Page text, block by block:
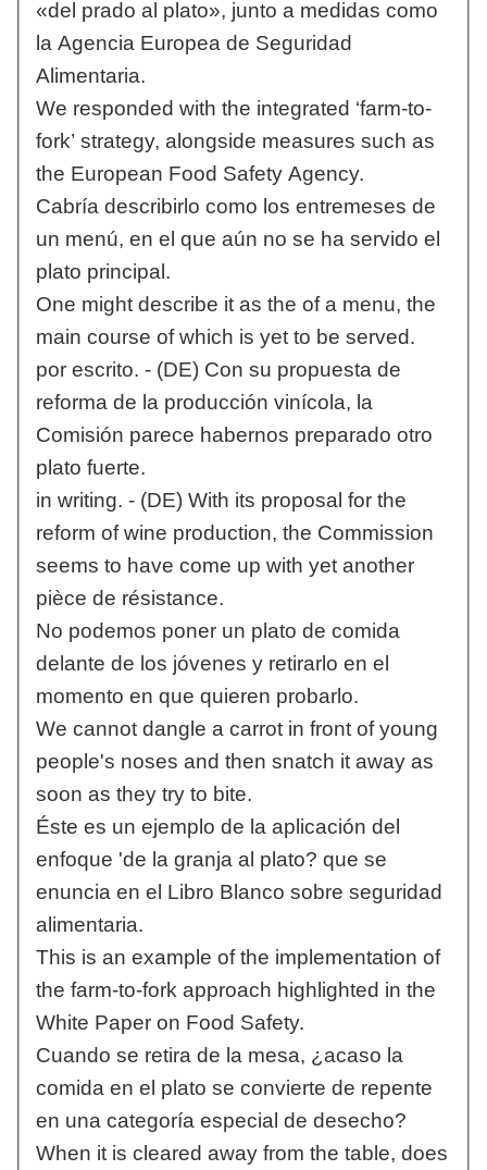
«del prado al plato», junto a medidas como
la Agencia Europea de Seguridad
Alimentaria.
We responded with the integrated ‘farm-to-
fork’ strategy, alongside measures such as
the European Food Safety Agency.
Cabría describirlo como los entremeses de
un menú, en el que aún no se ha servido el
plato principal.
One might describe it as the of a menu, the
main course of which is yet to be served.
por escrito. - (DE) Con su propuesta de
reforma de la producción vinícola, la
Comisión parece habernos preparado otro
plato fuerte.
in writing. - (DE) With its proposal for the
reform of wine production, the Commission
seems to have come up with yet another
pièce de résistance.
No podemos poner un plato de comida
delante de los jóvenes y retirarlo en el
momento en que quieren probarlo.
We cannot dangle a carrot in front of young
people's noses and then snatch it away as
soon as they try to bite.
Éste es un ejemplo de la aplicación del
enfoque 'de la granja al plato? que se
enuncia en el Libro Blanco sobre seguridad
alimentaria.
This is an example of the implementation of
the farm-to-fork approach highlighted in the
White Paper on Food Safety.
Cuando se retira de la mesa, ¿acaso la
comida en el plato se convierte de repente
en una categoría especial de desecho?
When it is cleared away from the table, does